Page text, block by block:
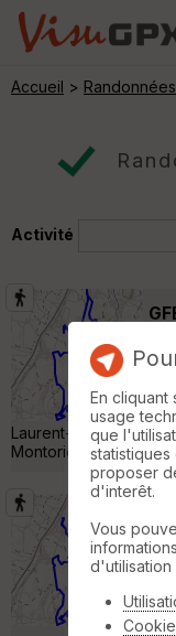
Accueil > Randonnées
Activité
Laurent-la-Roche, La
Montorient, Vierge
En
usage
que
proposer
d'interêt.
Vous
d'utilisation